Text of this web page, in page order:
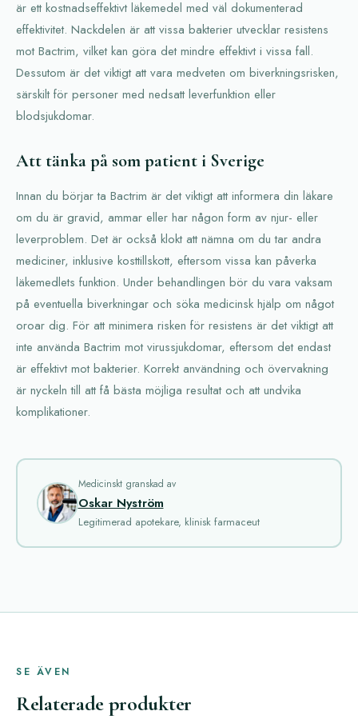
är ett kostnadseffektivt läkemedel med väl dokumenterad
effektivitet. Nackdelen är att vissa bakterier utvecklar resistens
mot Bactrim, vilket kan göra det mindre effektivt i vissa fall.
Dessutom är det viktigt att vara medveten om biverkningsrisken,
särskilt för personer med nedsatt leverfunktion eller
blodsjukdomar.
Att tänka på som patient i Sverige
Innan du börjar ta Bactrim är det viktigt att informera din läkare
om du är gravid, ammar eller har någon form av njur- eller
leverproblem. Det är också klokt att nämna om du tar andra
mediciner, inklusive kosttillskott, eftersom vissa kan påverka
läkemedlets funktion. Under behandlingen bör du vara vaksam
på eventuella biverkningar och söka medicinsk hjälp om något
oroar dig. För att minimera risken för resistens är det viktigt att
inte använda Bactrim mot virussjukdomar, eftersom det endast
är effektivt mot bakterier. Korrekt användning och övervakning
är nyckeln till att få bästa möjliga resultat och att undvika
komplikationer.
Medicinskt granskad av
Oskar Nyström
Legitimerad apotekare, klinisk farmaceut
SE ÄVEN
Relaterade produkter